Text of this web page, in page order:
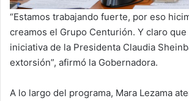
“Estamos trabajando fuerte, por eso
creamos el Grupo Centurión. Y claro que
iniciativa de la Presidenta Claudia
extorsión”, afirmó la Gobernadora.
A lo largo del programa, Mara Lezama